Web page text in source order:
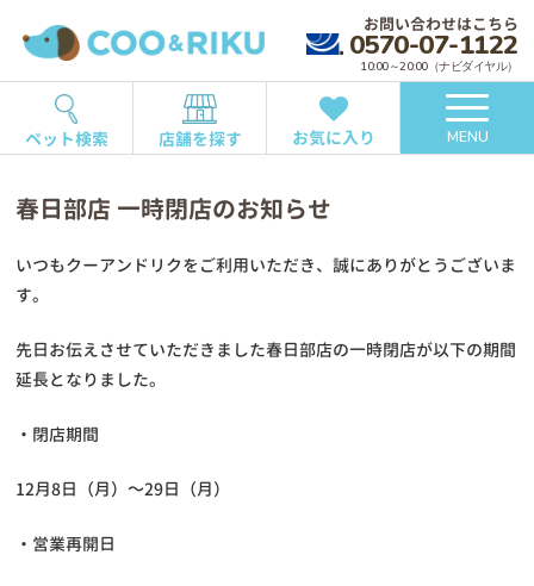
お問い合わせはこちら
0570-07-1122
10:00～20:00（ナビダイヤル）
ペット検索 店舗を探す お気に入り MENU
春日部店 一時閉店のお知らせ
いつもクーアンドリクをご利用いただき、誠にありがとうございま
す。
先日お伝えさせていただきました春日部店の一時閉店が以下の期間
延長となりました。
・閉店期間
12月8日（月）～29日（月）
・営業再開日